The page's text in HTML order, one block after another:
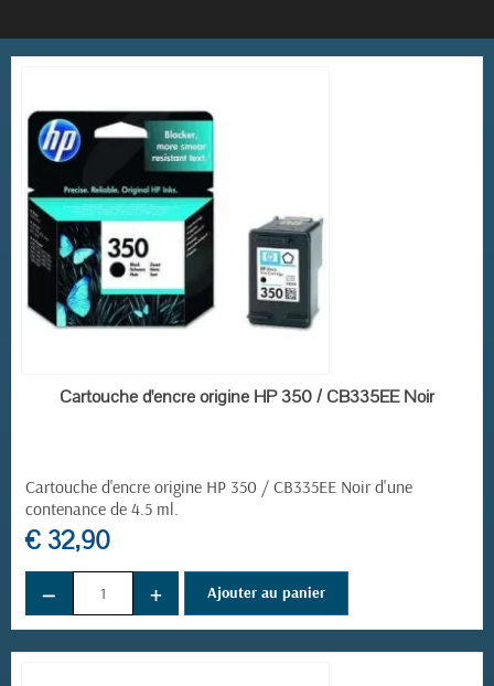
EN STOCK
Cartouche d'encre origine HP 350 / CB335EE Noir
Cartouche d'encre origine HP 350 / CB335EE Noir d'une
contenance de 4.5 ml.
€ 32,90
− + Ajouter au panier